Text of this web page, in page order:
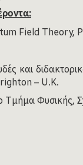
Field Theory,
και
– U.K.
Τμήμα Φυσικής,